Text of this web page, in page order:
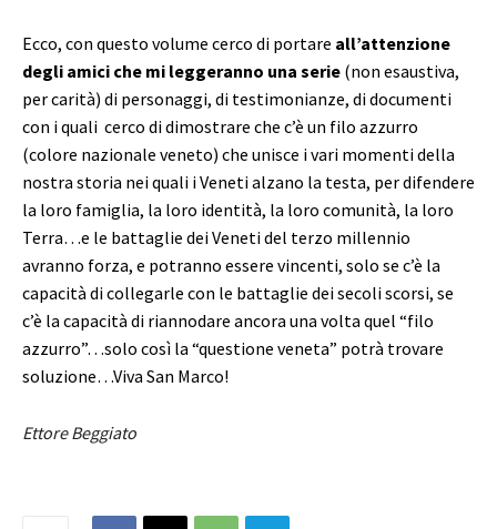
Ecco, con questo volume cerco di portare all’attenzione
degli amici che mi leggeranno una serie (non esaustiva,
per carità) di personaggi, di testimonianze, di documenti
con i quali cerco di dimostrare che c’è un filo azzurro
(colore nazionale veneto) che unisce i vari momenti della
nostra storia nei quali i Veneti alzano la testa, per difendere
la loro famiglia, la loro identità, la loro comunità, la loro
Terra…e le battaglie dei Veneti del terzo millennio
avranno forza, e potranno essere vincenti, solo se c’è la
capacità di collegarle con le battaglie dei secoli scorsi, se
c’è la capacità di riannodare ancora una volta quel “filo
azzurro”…solo così la “questione veneta” potrà trovare
soluzione…Viva San Marco!
Ettore Beggiato